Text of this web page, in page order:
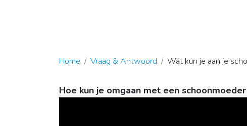
Home Vraag & Antwoord Wat kun je aan je
Hoe kun je omgaan met een